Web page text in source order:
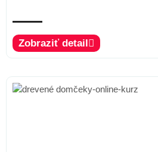
Zobraziť detail